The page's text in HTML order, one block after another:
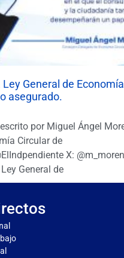
General de
asegurado.
por Miguel Ángel
Circular de
X:
General de